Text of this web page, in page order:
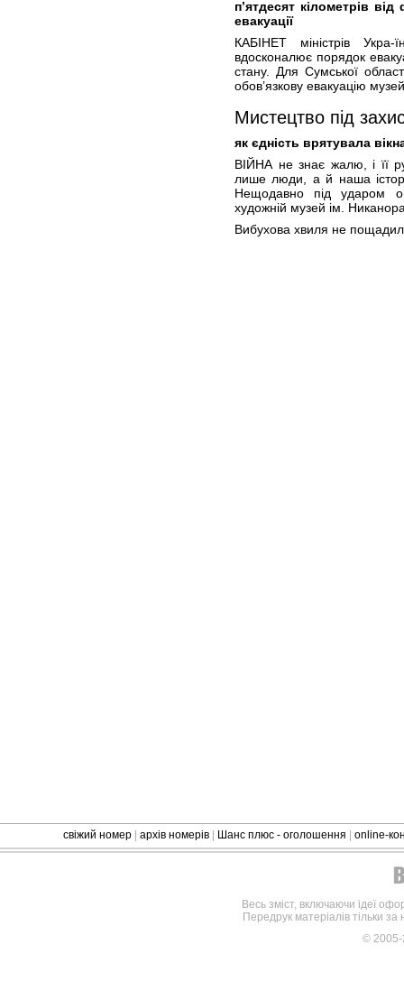
п’ятдесят кілометрів
евакуації
КАБІНЕТ міністрів
вдосконалює порядок
стану. Для Сумської
обов’язкову евакуацію
Мистецтво під
як єдність врятувала
ВІЙНА не знає жалю, і її
лише люди, а й наша
Нещодавно під ударом
художній музей ім.
Вибухова хвиля не
свіжий номер архів номерів Шанс плюс - оголошення online-
Весь зміст, включаючи ідеї
Передрук матеріалів тільки
©